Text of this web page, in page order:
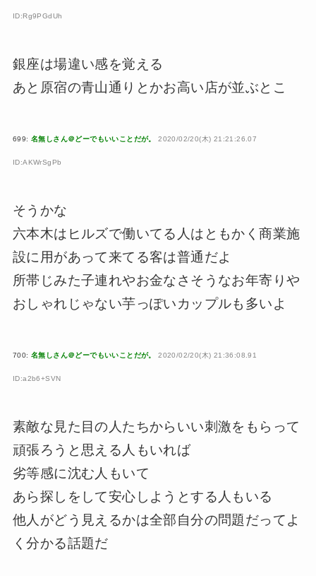
ID:Rg9PGdUh
銀座は場違い感を覚える
あと原宿の青山通りとかお高い店が並ぶとこ
699: 名無しさん＠どーでもいいことだが。 2020/02/20(木) 21:21:26.07
ID:AKWrSgPb
そうかな
六本木はヒルズで働いてる人はともかく商業施
設に用があって来てる客は普通だよ
所帯じみた子連れやお金なさそうなお年寄りや
おしゃれじゃない芋っぽいカップルも多いよ
700: 名無しさん＠どーでもいいことだが。 2020/02/20(木) 21:36:08.91
ID:a2b6+SVN
素敵な見た目の人たちからいい刺激をもらって
頑張ろうと思える人もいれば
劣等感に沈む人もいて
あら探しをして安心しようとする人もいる
他人がどう見えるかは全部自分の問題だってよ
く分かる話題だ